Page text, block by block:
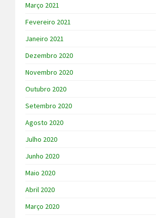
Março 2021
Fevereiro 2021
Janeiro 2021
Dezembro 2020
Novembro 2020
Outubro 2020
Setembro 2020
Agosto 2020
Julho 2020
Junho 2020
Maio 2020
Abril 2020
Março 2020